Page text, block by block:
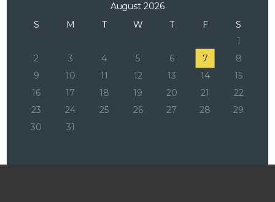
August 2026
S
M T W T F
S
1
2
3 4 5 6 7
8
9
10 11 12 13 14
15
16
17 18 19 20 21
22
23
24 25 26 27 28
29
30
31